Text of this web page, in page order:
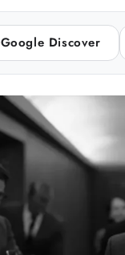
Google Discover